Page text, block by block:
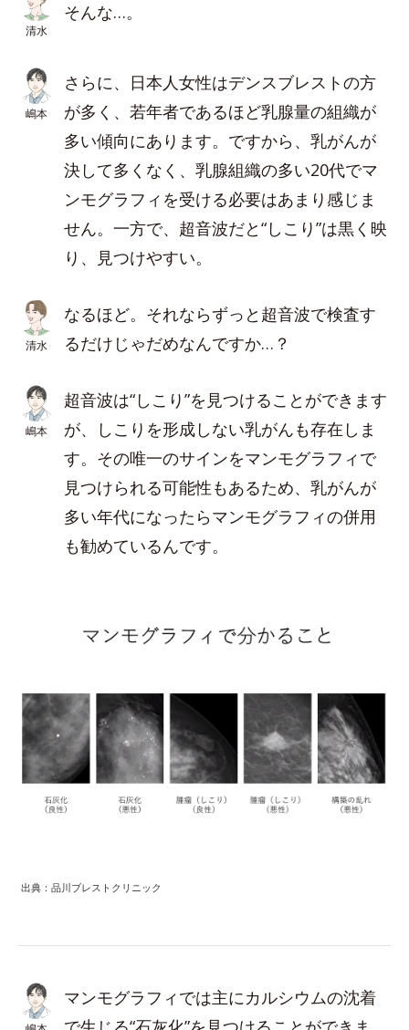
清水
そんな…。
嶋本
さらに、日本人女性はデンスブレストの方
が多く、若年者であるほど乳腺量の組織が
多い傾向にあります。ですから、乳がんが
決して多くなく、乳腺組織の多い20代でマ
ンモグラフィを受ける必要はあまり感じま
せん。一方で、超音波だと“しこり”は黒く映
り、見つけやすい。
清水
なるほど。それならずっと超音波で検査す
るだけじゃだめなんですか…？
嶋本
超音波は“しこり”を見つけることができます
が、しこりを形成しない乳がんも存在しま
す。その唯一のサインをマンモグラフィで
見つけられる可能性もあるため、乳がんが
多い年代になったらマンモグラフィの併用
も勧めているんです。
出典：品川ブレストクリニック
マンモグラフィでは主にカルシウムの沈着